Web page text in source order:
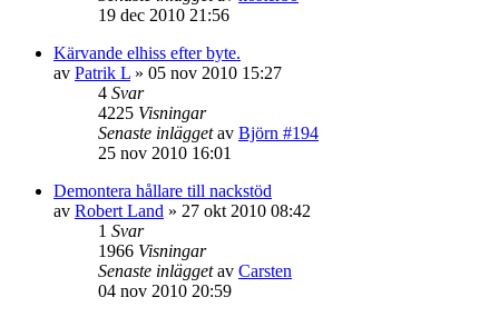
19 dec 2010 21:56
Kärvande elhiss efter byte.
av Patrik L » 05 nov 2010 15:27
4 Svar
4225 Visningar
Senaste inläggetav Björn #194
25 nov 2010 16:01
Demontera hållare till nackstöd
av Robert Land » 27 okt 2010 08:42
1 Svar
1966 Visningar
Senaste inläggetav Carsten
04 nov 2010 20:59